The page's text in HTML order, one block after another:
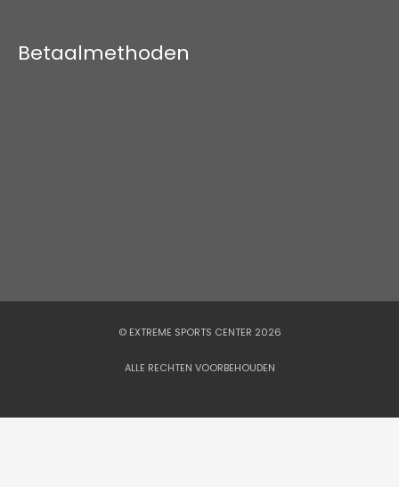
Betaalmethoden
© EXTREME SPORTS CENTER 2026
ALLE RECHTEN VOORBEHOUDEN